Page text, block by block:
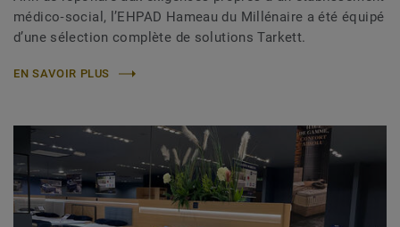
médico‑social, l’EHPAD Hameau du Millénaire a été équipé
d’une sélection complète de solutions Tarkett.
EN SAVOIR PLUS